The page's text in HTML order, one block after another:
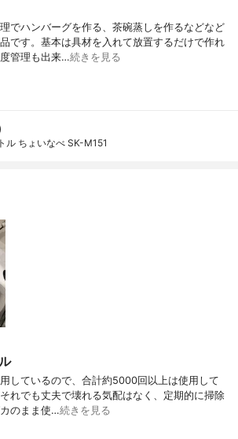
でハンバーグを作る、茶碗蒸しを作るなどなど
です。基本は具材を入れて放置するだけで作れ
管理も出来…続きを見る
ル ちょいなべ SK-M151
しているので、合計約5000回以上は使用して
れでも丈夫で壊れる気配はなく、定期的に掃除
のまま使…続きを見る